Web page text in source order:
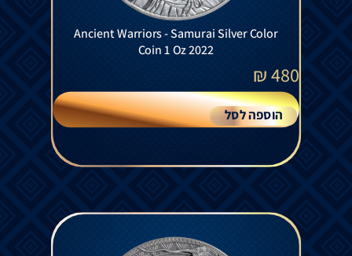
Ancient Warriors - Samurai Silver Color
Coin 1 Oz 2022
480
₪
הוספה לסל